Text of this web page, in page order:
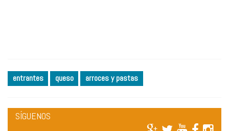
entrantes queso arroces y pastas
SÍGUENOS